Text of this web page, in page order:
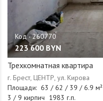
223 600 BYN
Трехкомнатная квартира